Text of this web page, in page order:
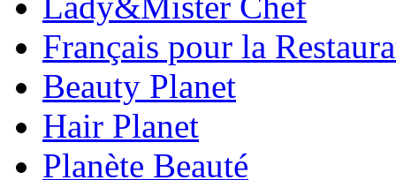
Français pour la
Beauty Planet
Hair Planet
Planète Beauté